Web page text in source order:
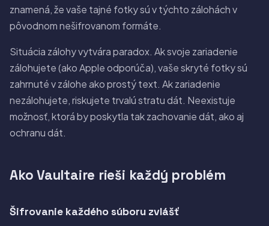
znamená, že vaše tajné fotky sú v týchto zálohách v
pôvodnom nešifrovanom formáte.
Situácia zálohy vytvára paradox. Ak svoje zariadenie
zálohujete (ako Apple odporúča), vaše skryté fotky sú
zahrnuté v zálohe ako prostý text. Ak zariadenie
nezálohujete, riskujete trvalú stratu dát. Neexistuje
možnosť, ktorá by poskytla tak zachovanie dát, ako aj
ochranu dát.
Ako Vaultaire rieši každý problém
Šifrovanie každého súboru zvlášť